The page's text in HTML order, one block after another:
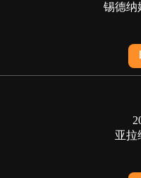
锡德纳
亚拉